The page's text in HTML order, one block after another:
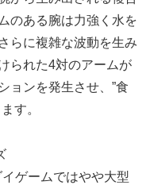
のある腕は力強く水を
らに複雑な波動を生み
られた4対のアームが
ョンを発生させ、”食
す。
ゲームではやや大型